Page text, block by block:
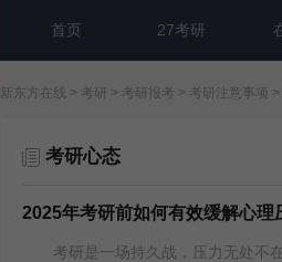
首页 27考研
新东方在线 > 考研 > 考研报考 > 考研注意事项 >
考研心态
2025年考研前如何有效缓解心理
考研是一场持久战，压力无处不在